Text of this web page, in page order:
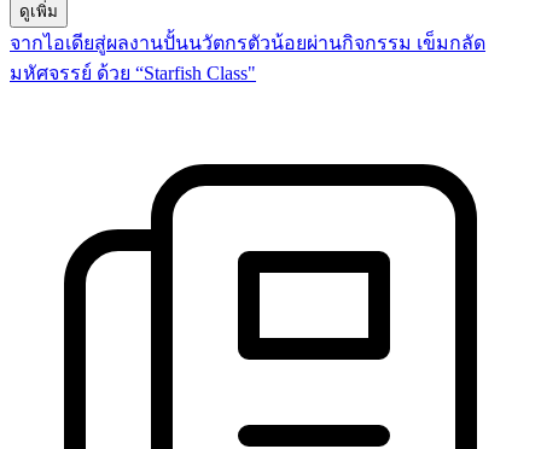
ดูเพิ่ม
จากไอเดียสู่ผลงานปั้นนวัตกรตัวน้อยผ่านกิจกรรม เข็มกลัด
มหัศจรรย์ ด้วย “Starfish Class"